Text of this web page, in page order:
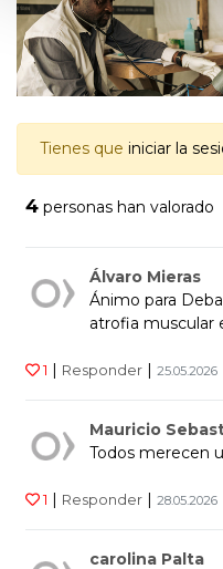
Tienes que iniciar la
4 personas han valorado
Álvaro Mieras
Ánimo para
atrofia muscular
1 | Responder | 25.05.2026
Mauricio
Todos merecen
1 | Responder | 28.05.2026
carolina Palta